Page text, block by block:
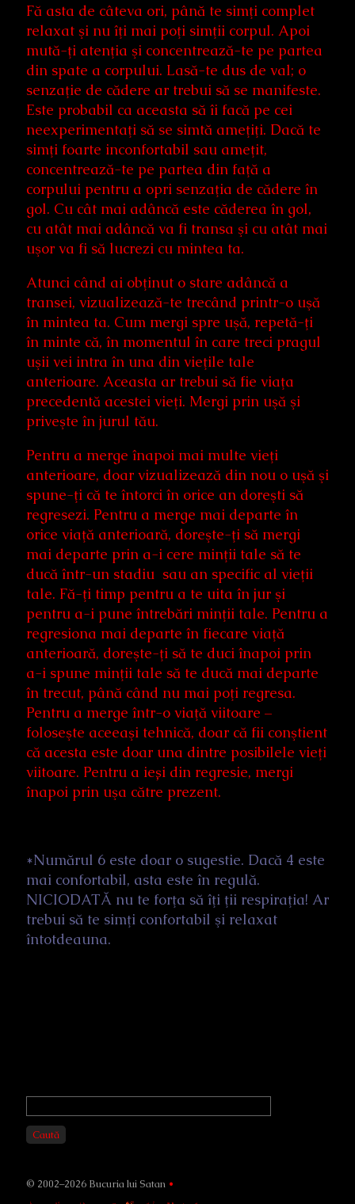
Fă asta de câteva ori, până te simţi complet
relaxat şi nu îţi mai poţi simţii corpul. Apoi
mută-ţi atenţia şi concentrează-te pe partea
din spate a corpului. Lasă-te dus de val; o
senzaţie de cădere ar trebui să se manifeste.
Este probabil ca aceasta să îi facă pe cei
neexperimentaţi să se simtă ameţiţi. Dacă te
simţi foarte inconfortabil sau ameţit,
concentrează-te pe partea din faţă a
corpului pentru a opri senzaţia de cădere în
gol. Cu cât mai adâncă este căderea în gol,
cu atât mai adâncă va fi transa şi cu atât mai
uşor va fi să lucrezi cu mintea ta.
Atunci când ai obţinut o stare adâncă a
transei, vizualizează-te trecând printr-o uşă
în mintea ta. Cum mergi spre uşă, repetă-ţi
în minte că, în momentul în care treci pragul
uşii vei intra în una din vieţile tale
anterioare. Aceasta ar trebui să fie viaţa
precedentă acestei vieţi. Mergi prin uşă şi
priveşte în jurul tău.
Pentru a merge înapoi mai multe vieţi
anterioare, doar vizualizează din nou o uşă şi
spune-ţi că te întorci în orice an doreşti să
regresezi. Pentru a merge mai departe în
orice viaţă anterioară, doreşte-ţi să mergi
mai departe prin a-i cere minţii tale să te
ducă într-un stadiu sau an specific al vieţii
tale. Fă-ţi timp pentru a te uita în jur şi
pentru a-i pune întrebări minţii tale. Pentru a
regresiona mai departe în fiecare viaţă
anterioară, doreşte-ţi să te duci înapoi prin
a-i spune minţii tale să te ducă mai departe
în trecut, până când nu mai poţi regresa.
Pentru a merge într-o viaţă viitoare –
foloseşte aceeaşi tehnică, doar că fii conştient
că acesta este doar una dintre posibilele vieţi
viitoare. Pentru a ieși din regresie, mergi
înapoi prin uşa către prezent.
*Numărul 6 este doar o sugestie. Dacă 4 este
mai confortabil, asta este în regulă.
NICIODATĂ nu te forţa să îţi ţii respiraţia! Ar
trebui să te simţi confortabil şi relaxat
întotdeauna.
Primary
Sidebar
Caută
© 2002–2026 Bucuria lui Satan •